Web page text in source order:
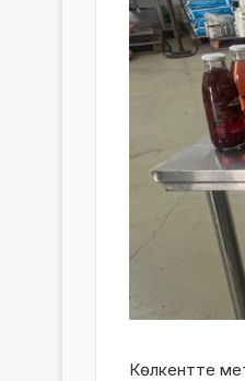
Көлкентте